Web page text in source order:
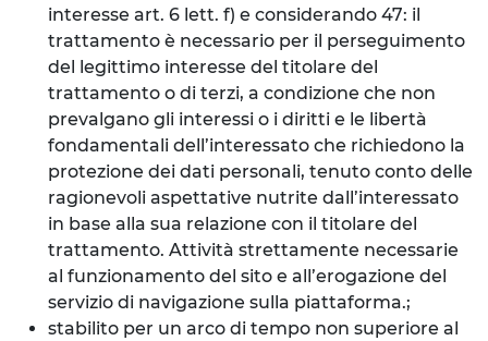
interesse art. 6 lett. f) e considerando 47: il
trattamento è necessario per il perseguimento
del legittimo interesse del titolare del
trattamento o di terzi, a condizione che non
prevalgano gli interessi o i diritti e le libertà
fondamentali dell’interessato che richiedono la
protezione dei dati personali, tenuto conto delle
ragionevoli aspettative nutrite dall’interessato
in base alla sua relazione con il titolare del
trattamento. Attività strettamente necessarie
al funzionamento del sito e all’erogazione del
servizio di navigazione sulla piattaforma.;
stabilito per un arco di tempo non superiore al